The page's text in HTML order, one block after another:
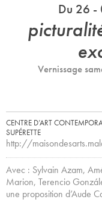
Du 26
Vernissage
CENTRE D’ART
SUPÉRETTE
http://
Avec : Sylvain Azam,
Marion, Terencio
une proposition d’Aude